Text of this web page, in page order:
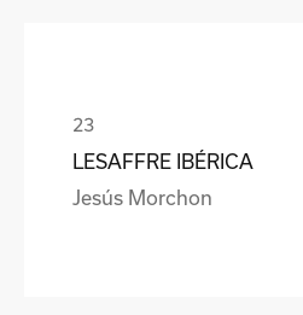
LESAFFRE IBÉRICA
Jesús Morchon